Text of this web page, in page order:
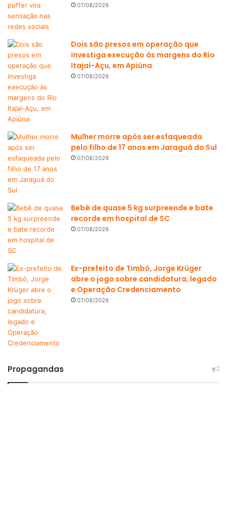
07/08/2026
Dois são presos em operação que
investiga execução às margens do Rio
Itajaí-Açu, em Apiúna
07/08/2026
Mulher morre após ser esfaqueada
pelo filho de 17 anos em Jaraguá do Sul
07/08/2026
Bebê de quase 5 kg surpreende e bate
recorde em hospital de SC
07/08/2026
Ex-prefeito de Timbó, Jorge Krüger
abre o jogo sobre candidatura, legado
e Operação Credenciamento
07/08/2026
Propagandas